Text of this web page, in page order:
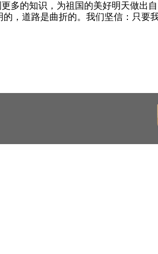
多的知识，为祖国的美好明天做出
的，道路是曲折的。我们坚信：只要